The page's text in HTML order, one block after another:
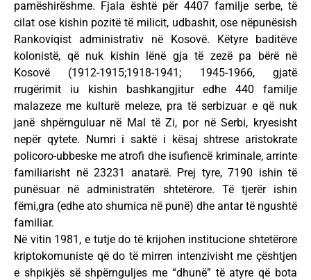
pamëshirëshme. Fjala është për 4407 familje serbe, të
cilat ose kishin pozitë të milicit, udbashit, ose nëpunësish
Rankoviqist administrativ në Kosovë. Këtyre baditëve
kolonistë, që nuk kishin lënë gja të zezë pa bërë në
Kosovë (1912-1915;1918-1941; 1945-1966, gjatë
rrugërimit iu kishin bashkangjitur edhe 440 familje
malazeze me kulturë meleze, pra të serbizuar e që nuk
janë shpërnguluar në Mal të Zi, por në Serbi, kryesisht
nepër qytete. Numri i saktë i kësaj shtrese aristokrate
policoro-ubbeske me atrofi dhe isufiencë kriminale, arrinte
familiarisht në 23231 anatarë. Prej tyre, 7190 ishin të
punësuar në administratën shtetërore. Të tjerër ishin
fëmi,gra (edhe ato shumica në punë) dhe antar të ngushtë
familiar.
Në vitin 1981, e tutje do të krijohen institucione shtetërore
kriptokomuniste që do të mirren intenzivisht me çështjen
e shpikjës së shpërnguljes me “dhunë” të atyre që bota